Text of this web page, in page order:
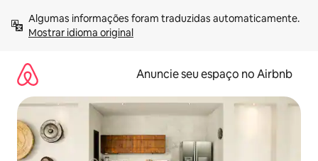
para
Mostrar idioma original
Anuncie seu espaço no Airbnb